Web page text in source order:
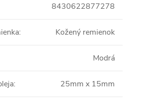
8430622877278
: Kožený remienok
Modrá
: 25mm x 15mm